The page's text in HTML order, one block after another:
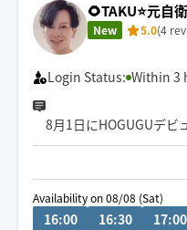
🌻TAKU⭐️元自
リンパオイル
New 5.0(4
Login Status: Within 3
8月1日にHOGUGUデビ
９０分オイルトリート
深部までアプローチす
ル】忙しい日常を忘れ
😪市川駅本八幡は自転
喜んでお伺い致します😊
Availability on 08/08 (Sat)
16:00 16:30 17:00